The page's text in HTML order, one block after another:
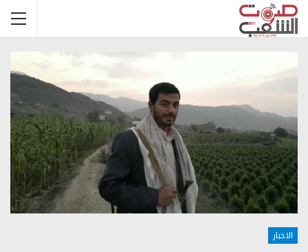
الاخبار